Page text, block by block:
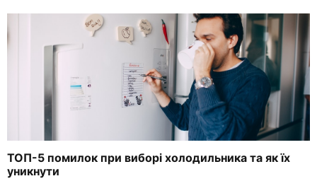
ТОП-5 помилок при виборі холодильника та як їх
уникнути